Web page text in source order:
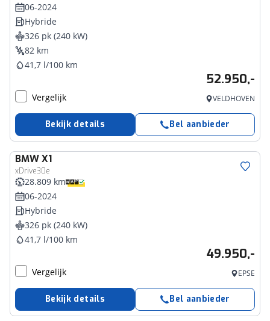
06-2024
Hybride
326 pk (240 kW)
82 km
41,7 l/100 km
52.950,-
Vergelijk VELDHOVEN
Bekijk details Bel aanbieder
BMWX1
xDrive30e
28.809 km
06-2024
Hybride
326 pk (240 kW)
41,7 l/100 km
49.950,-
Vergelijk EPSE
Bekijk details Bel aanbieder